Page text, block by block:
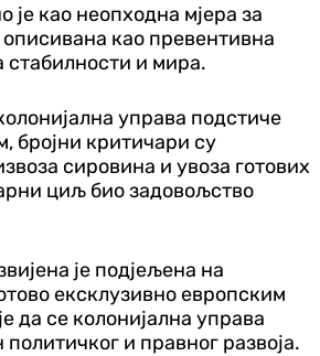
је као неопходна мјера за
као превентивна
стабилности и мира.
управа подстиче
бројни критичари су
сировина и увоза готових
циљ био задовољство
је подјељена на
ексклузивно европским
да се колонијална управа
и правног развоја.